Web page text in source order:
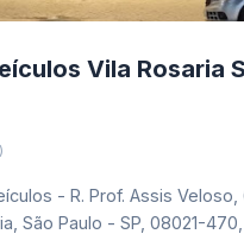
Vila Rosaria
- R. Prof. Assis
São Paulo - SP, 08021-